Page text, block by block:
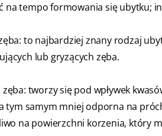
na tempo formowania się ubytku;
to najbardziej znany rodzaj
lub gryzących zęba.
tworzy się pod wpływek
tym samym mniej odporna na
na powierzchni korzenia, który